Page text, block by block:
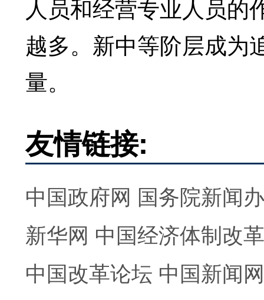
人员和经营专业人员的
越多。新中等阶层成为
量。
友情链接:
中国政府网 国务院新闻
新华网 中国经济体制改
中国改革论坛 中国新闻网